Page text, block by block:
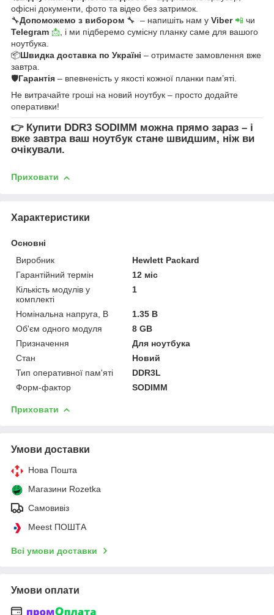
офісні документи, фото та відео без затримок.
🔧Допоможемо з вибором 🔧 – напишіть нам у Viber📲 чи
Telegram 📩 , і ми підберемо сумісну планку саме для вашого
ноутбука.
📦Швидка доставка по Україні – отримаєте замовлення вже
завтра.
🛡Гарантія – впевненість у якості кожної планки пам’яті.
Не витрачайте гроші на новий ноутбук – просто додайте
оперативки!
👉 Купити DDR3 SODIMM можна прямо зараз – і
вже завтра ваш ноутбук стане швидшим, ніж ви
очікували.
Приховати
Характеристики
Основні
Виробник
Hewlett Packard
Гарантійний термін
12 міс
Кількість модулів у
комплекті
1
Номінальна напруга, В
1.35 В
Об'єм одного модуля
8 GB
Призначення
Для ноутбука
Стан
Новий
Тип оперативної пам'яті
DDR3L
Форм-фактор
SODIMM
Приховати
Умови доставки
Нова Пошта
Магазини Rozetka
Самовивіз
Meest ПОШТА
Всі умови доставки
Умови оплати